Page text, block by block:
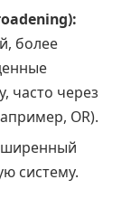
более
часто через
OR).
систему.